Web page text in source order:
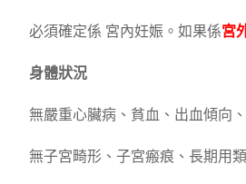
必須確定係 宮內妊娠。如果係宮
身體狀況
無嚴重心臟病、貧血、出血傾向
無子宮畸形、子宮瘢痕、長期用